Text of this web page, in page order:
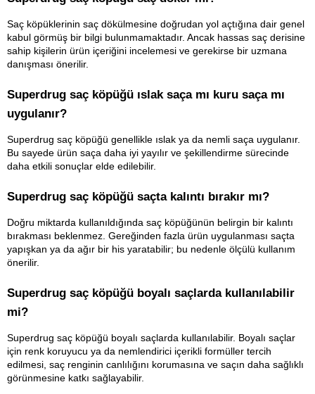
Saç köpüklerinin saç dökülmesine doğrudan yol açtığına dair genel
kabul görmüş bir bilgi bulunmamaktadır. Ancak hassas saç derisine
sahip kişilerin ürün içeriğini incelemesi ve gerekirse bir uzmana
danışması önerilir.
Superdrug saç köpüğü ıslak saça mı kuru saça mı
uygulanır?
Superdrug saç köpüğü genellikle ıslak ya da nemli saça uygulanır.
Bu sayede ürün saça daha iyi yayılır ve şekillendirme sürecinde
daha etkili sonuçlar elde edilebilir.
Superdrug saç köpüğü saçta kalıntı bırakır mı?
Doğru miktarda kullanıldığında saç köpüğünün belirgin bir kalıntı
bırakması beklenmez. Gereğinden fazla ürün uygulanması saçta
yapışkan ya da ağır bir his yaratabilir; bu nedenle ölçülü kullanım
önerilir.
Superdrug saç köpüğü boyalı saçlarda kullanılabilir
mi?
Superdrug saç köpüğü boyalı saçlarda kullanılabilir. Boyalı saçlar
için renk koruyucu ya da nemlendirici içerikli formüller tercih
edilmesi, saç renginin canlılığını korumasına ve saçın daha sağlıklı
görünmesine katkı sağlayabilir.